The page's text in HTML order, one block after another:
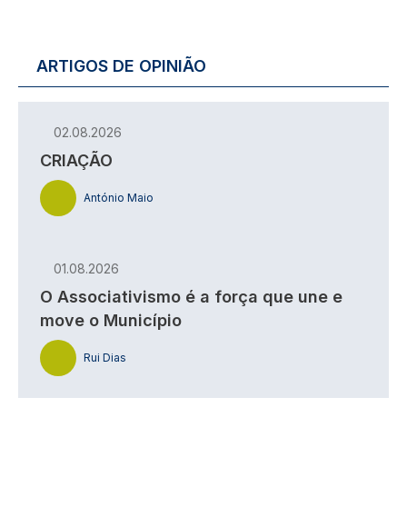
ARTIGOS DE OPINIÃO
02.08.2026
CRIAÇÃO
António Maio
01.08.2026
O Associativismo é a força que une e
move o Município
Rui Dias